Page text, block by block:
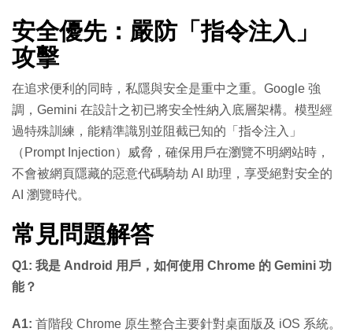
安全優先：嚴防「指令注入」
攻擊
在追求便利的同時，私隱與安全是重中之重。Google 強
調，Gemini 在設計之初已將安全性納入底層架構。模型經
過特殊訓練，能精準識別並阻截已知的「指令注入」
（Prompt Injection）威脅，確保用戶在瀏覽不明網站時，
不會被網頁隱藏的惡意代碼騎劫 AI 助理，享受絕對安全的
AI 瀏覽時代。
常見問題解答
Q1: 我是 Android 用戶，如何使用 Chrome 的 Gemini 功
能？
A1: 首階段 Chrome 原生整合主要針對桌面版及 iOS 系統。